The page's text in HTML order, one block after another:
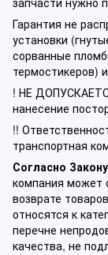
Гарантия не
установки
сорванные
термостикеров)
! НЕ
нанесение
!!
транспортная
Согласно
компания может
возврате
относятся к
перечне
качества, не